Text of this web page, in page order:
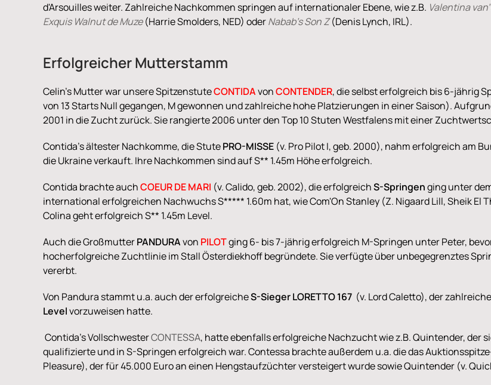
d'Arsouilles weiter. Zahlreiche Nachkommen springen auf internationaler Ebene, wie z.B. Valentina
Exquis Walnut de Muze(Harrie Smolders, NED) oderNabab's Son Z(Denis Lynch, IRL).
Erfolgreicher Mutterstamm
Celin's Mutter war unsere SpitzenstuteCONTIDAvonCONTENDER, die selbst erfolgreich bis 6-jährig
von 13 Starts Null gegangen, M gewonnen und zahlreiche hohe Platzierungen in einer Saison).
2001 in die Zucht zurück. Sie rangierte 2006 unter den Top 10 Stuten Westfalens mit einer
Contida's ältester Nachkomme, die StutePRO-MISSE (v. Pro Pilot I, geb. 2000), nahm erfolgreich am
die Ukraine verkauft. Ihre Nachkommen sind auf S** 1.45m Höhe erfolgreich.
Contida brachte auchCOEUR DE MARI (v. Calido, geb. 2002), die erfolgreichS-Springenging unter
international erfolgreichen Nachwuchs S***** 1.60m hat, wie Com'On Stanley (Z. Nigaard Lill, Sheik
Colina geht erfolgreich S** 1.45m Level.
Auch die GroßmutterPANDURAvon PILOTging 6- bis 7-jährig erfolgreich M-Springen unter Peter,
hocherfolgreiche Zuchtlinie im Stall Österdiekhoff begründete. Sie verfügte über unbegegrenztes
vererbt.
Von Pandura stammt u.a. auch der erfolgreicheS-Sieger LORETTO 167 (v. Lord Caletto), der
Levelvorzuweisen hatte.
Contida's VollschwesterCONTESSA, hatte ebenfalls erfolgreiche Nachzucht wie z.B. Quintender, der
qualifizierte und in S-Springen erfolgreich war. Contessa brachte außerdem u.a. die das
Pleasure), der für 45.000 Euro an einen Hengstaufzüchter versteigert wurde sowie Quintender (v.